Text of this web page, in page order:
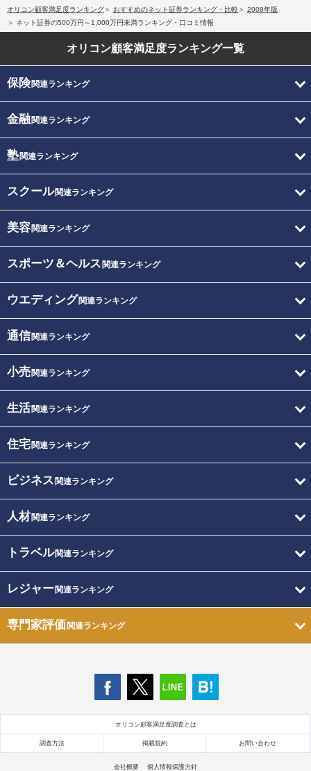
オリコン顧客満足度ランキング おすすめのネット証券ランキング・比較
2008年版
ネット証券の500万円～1,000万円未満ランキング・口コミ情報
オリコン顧客満足度ランキング一覧
保険関連ランキング
金融関連ランキング
塾関連ランキング
スクール関連ランキング
美容関連ランキング
スポーツ＆ヘルス 関連ランキング
ウエディング関連ランキング
通信関連ランキング
小売関連ランキング
生活関連ランキング
住宅関連ランキング
ビジネス 関連ランキング
人材関連ランキング
トラベル関連ランキング
レジャー関連ランキング
専門家評価関連ランキング
オリコン顧客満足度調査とは
調査方法 掲載規約 お問い合わせ
会社概要 個人情報保護方針